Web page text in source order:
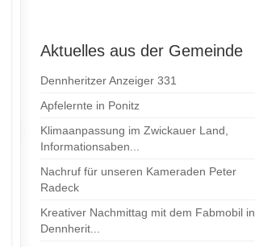
Aktuelles aus der Gemeinde
Dennheritzer Anzeiger 331
Apfelernte in Ponitz
Klimaanpassung im Zwickauer Land,
Informationsaben...
Nachruf für unseren Kameraden Peter
Radeck
Kreativer Nachmittag mit dem Fabmobil in
Dennherit...